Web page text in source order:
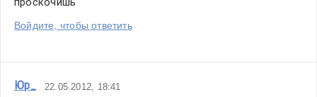
Войдите, чтобы ответить
Юр_ 22.05.2012, 18:41